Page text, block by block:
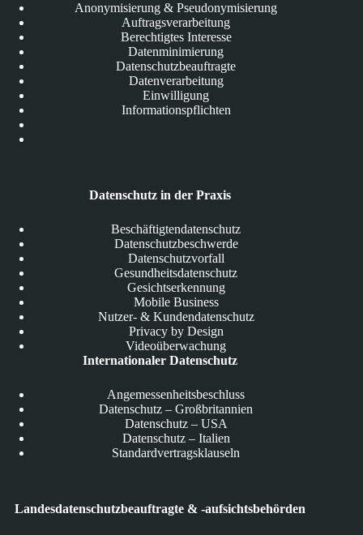
Anonymisierung & Pseudonymisierung
Auftragsverarbeitung
Berechtigtes Interesse
Datenminimierung
Datenschutzbeauftragte
Datenverarbeitung
Einwilligung
Informationspflichten
Datenschutz in der Praxis
Beschäftigtendatenschutz
Datenschutzbeschwerde
Datenschutzvorfall
Gesundheitsdatenschutz
Gesichtserkennung
Mobile Business
Nutzer- & Kundendatenschutz
Privacy by Design
Videoüberwachung
Internationaler Datenschutz
Angemessenheitsbeschluss
Datenschutz – Großbritannien
Datenschutz – USA
Datenschutz – Italien
Standardvertragsklauseln
Landesdatenschutzbeauftragte & -aufsichtsbehörden